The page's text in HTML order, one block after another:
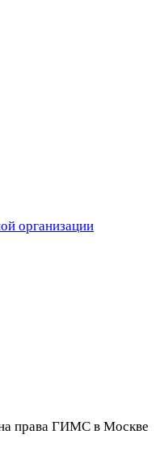
организации
права ГИМС в Москве